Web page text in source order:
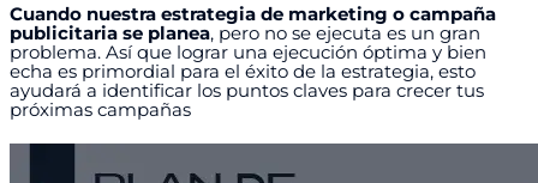
Cuando nuestra estrategia de marketing o campaña
publicitaria se planea, pero no se ejecuta es un gran
problema. Así que lograr una ejecución óptima y bien
echa es primordial para el éxito de la estrategia, esto
ayudará a identificar los puntos claves para crecer tus
próximas campañas